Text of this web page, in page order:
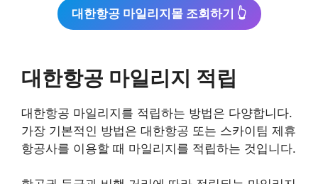
대한항공 마일리지몰 조회하기 👆
대한항공 마일리지 적립
대한항공 마일리지를 적립하는 방법은 다양합니다.
가장 기본적인 방법은 대한항공 또는 스카이팀 제휴
항공사를 이용할 때 마일리지를 적립하는 것입니다.